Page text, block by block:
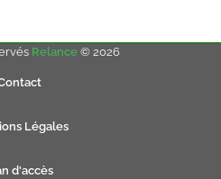
Relance© 2026
Légales
d'accès